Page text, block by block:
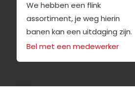
We hebben een flink
assortiment, je weg hierin
banen kan een uitdaging zijn.
Bel met een medewerker